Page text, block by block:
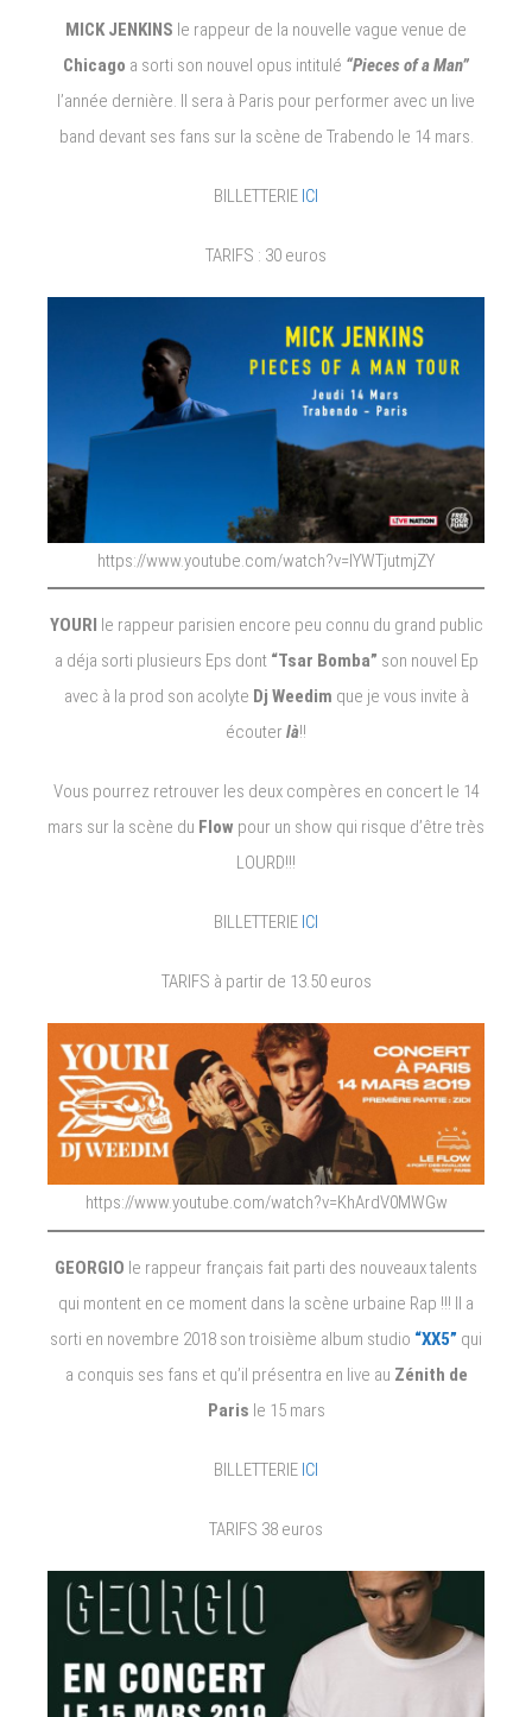
MICK JENKINS le rappeur de la nouvelle vague venue de
Chicago a sorti son nouvel opus intitulé “Pieces of a Man”
l’année dernière. Il sera à Paris pour performer avec un live
band devant ses fans sur la scène de Trabendo le 14 mars.
BILLETTERIE ICI
TARIFS : 30 euros
https://www.youtube.com/watch?v=IYWTjutmjZY
YOURI le rappeur parisien encore peu connu du grand public
a déja sorti plusieurs Eps dont “Tsar Bomba” son nouvel Ep
avec à la prod son acolyte Dj Weedim que je vous invite à
écouter là!!
Vous pourrez retrouver les deux compères en concert le 14
mars sur la scène du Flow pour un show qui risque d’être très
LOURD!!!
BILLETTERIE ICI
TARIFS à partir de 13.50 euros
https://www.youtube.com/watch?v=KhArdV0MWGw
GEORGIO le rappeur français fait parti des nouveaux talents
qui montent en ce moment dans la scène urbaine Rap !!! Il a
sorti en novembre 2018 son troisième album studio “XX5” qui
a conquis ses fans et qu’il présentra en live au Zénith de
Paris le 15 mars
BILLETTERIE ICI
TARIFS 38 euros